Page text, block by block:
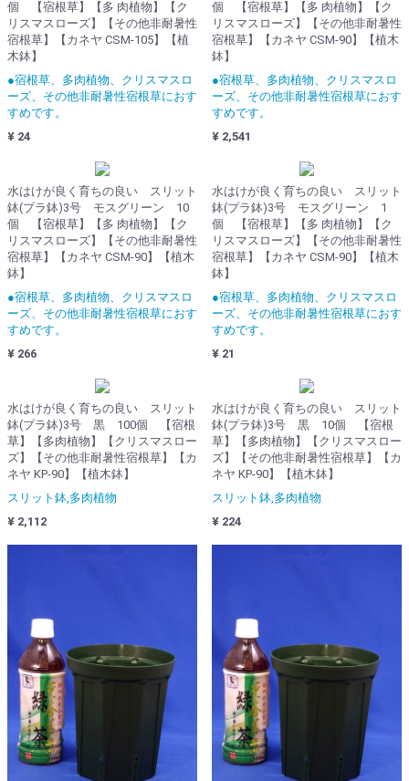
個 【宿根草】【多 肉植物】【ク
リスマスローズ】【その他非耐暑性
宿根草】【カネヤ CSM-105】【植
木鉢】
●宿根草、多肉植物、クリスマスロ
ーズ、その他非耐暑性宿根草におす
すめです。
¥ 24
個 【宿根草】【多 肉植物】【ク
リスマスローズ】【その他非耐暑性
宿根草】【カネヤ CSM-90】【植木
鉢】
●宿根草、多肉植物、クリスマスロ
ーズ、その他非耐暑性宿根草におす
すめです。
¥ 2,541
水はけが良く育ちの良い スリット
鉢(プラ鉢)3号 モスグリーン 10
個 【宿根草】【多 肉植物】【ク
リスマスローズ】【その他非耐暑性
宿根草】【カネヤ CSM-90】【植木
鉢】
●宿根草、多肉植物、クリスマスロ
ーズ、その他非耐暑性宿根草におす
すめです。
¥ 266
水はけが良く育ちの良い スリット
鉢(プラ鉢)3号 モスグリーン 1
個 【宿根草】【多 肉植物】【ク
リスマスローズ】【その他非耐暑性
宿根草】【カネヤ CSM-90】【植木
鉢】
●宿根草、多肉植物、クリスマスロ
ーズ、その他非耐暑性宿根草におす
すめです。
¥ 21
水はけが良く育ちの良い スリット
鉢(プラ鉢)3号 黒 100個 【宿根
草】【多肉植物】【クリスマスロー
ズ】【その他非耐暑性宿根草】【カ
ネヤ KP-90】【植木鉢】
スリット鉢,多肉植物
¥ 2,112
水はけが良く育ちの良い スリット
鉢(プラ鉢)3号 黒 10個 【宿根
草】【多肉植物】【クリスマスロー
ズ】【その他非耐暑性宿根草】【カ
ネヤ KP-90】【植木鉢】
スリット鉢,多肉植物
¥ 224